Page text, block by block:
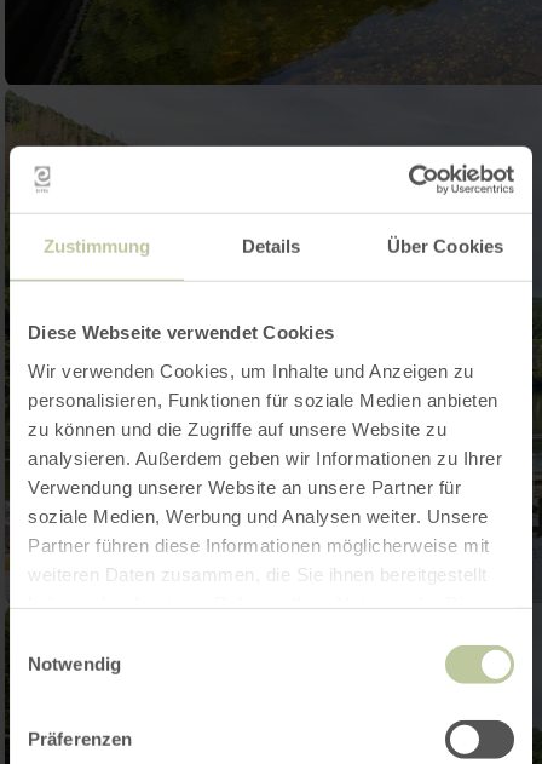
Zustimmung Details Über Cookies
Diese Webseite verwendet Cookies
Wir verwenden Cookies, um Inhalte und Anzeigen zu
personalisieren, Funktionen für soziale Medien anbieten
zu können und die Zugriffe auf unsere Website zu
analysieren. Außerdem geben wir Informationen zu Ihrer
Verwendung unserer Website an unsere Partner für
soziale Medien, Werbung und Analysen weiter. Unsere
Partner führen diese Informationen möglicherweise mit
weiteren Daten zusammen, die Sie ihnen bereitgestellt
Notwendig
Präferenzen